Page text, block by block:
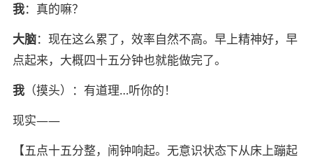
我：真的嘛？
大脑：现在这么累了，效率自然不高。早上精神好，早
点起来，大概四十五分钟也就能做完了。
我（摸头）：有道理…听你的！
现实——
【五点十五分整，闹钟响起。无意识状态下从床上蹦起